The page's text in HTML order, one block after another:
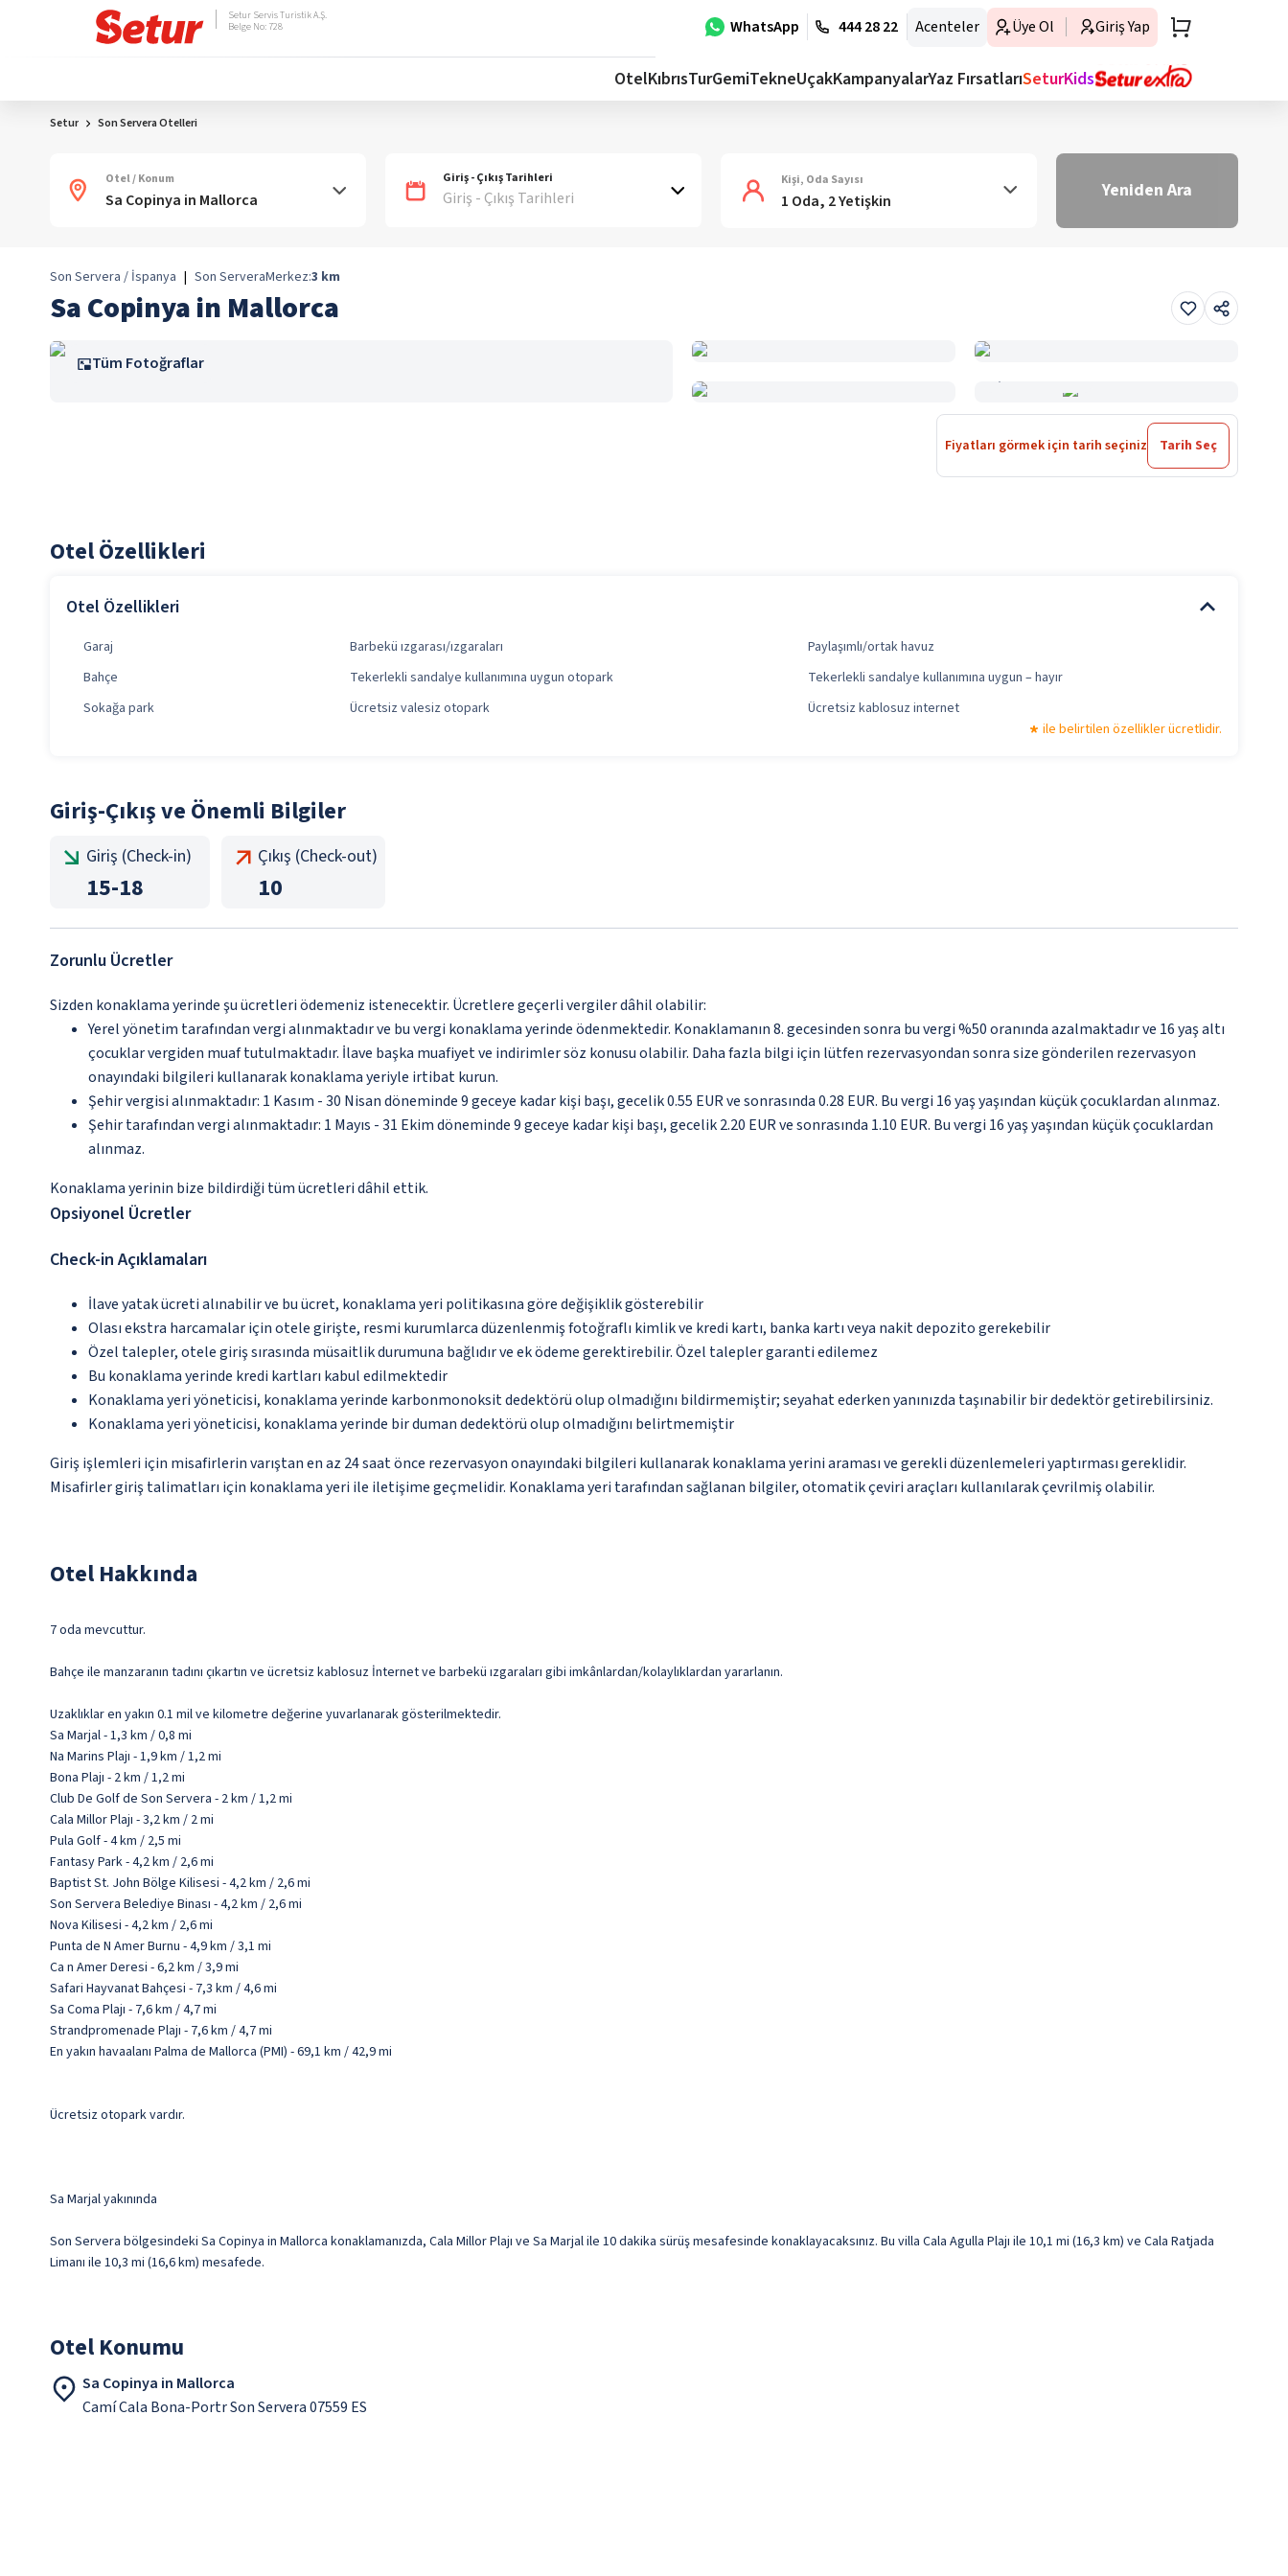
WhatsApp 444 28 22 Acenteler Üye Ol Giriş Yap
Setur Servis Turistik A.Ş.
Belge No: 728
OtelKıbrısTurGemiTekneUçakKampanyalarYaz FırsatlarıSeturKids
Setur Son Servera Otelleri
Otel / Konum Giriş - Çıkış Tarihleri
Giriş - Çıkış Tarihleri
Kişi, Oda Sayısı
1 Oda, 2 Yetişkin Yeniden Ara
Son Servera / İspanya | Son ServeraMerkez:3 km
Sa Copinya in Mallorca
Tüm Fotoğraflar
Fiyatları görmek için tarih seçiniz Tarih Seç
Otel Özellikleri
Otel Özellikleri
Garaj Barbekü ızgarası/ızgaraları
Paylaşımlı/ortak havuz
Bahçe
Tekerlekli sandalye kullanımına uygun otopark
Tekerlekli sandalye kullanımına uygun – hayır
Sokağa park
Ücretsiz valesiz otopark
Ücretsiz kablosuz internet
ile belirtilen özellikler ücretlidir.
Giriş-Çıkış ve Önemli Bilgiler
Giriş (Check-in)
15-18
Çıkış (Check-out)
10
Zorunlu Ücretler
Sizden konaklama yerinde şu ücretleri ödemeniz istenecektir. Ücretlere geçerli vergiler dâhil olabilir:
Yerel yönetim tarafından vergi alınmaktadır ve bu vergi konaklama yerinde ödenmektedir. Konaklamanın 8. gecesinden sonra bu vergi %50 oranında azalmaktadır ve 16 yaş altı
çocuklar vergiden muaf tutulmaktadır. İlave başka muafiyet ve indirimler söz konusu olabilir. Daha fazla bilgi için lütfen rezervasyondan sonra size gönderilen rezervasyon
onayındaki bilgileri kullanarak konaklama yeriyle irtibat kurun.
Şehir vergisi alınmaktadır: 1 Kasım - 30 Nisan döneminde 9 geceye kadar kişi başı, gecelik 0.55 EUR ve sonrasında 0.28 EUR. Bu vergi 16 yaş yaşından küçük çocuklardan alınmaz.
Şehir tarafından vergi alınmaktadır: 1 Mayıs - 31 Ekim döneminde 9 geceye kadar kişi başı, gecelik 2.20 EUR ve sonrasında 1.10 EUR. Bu vergi 16 yaş yaşından küçük çocuklardan
alınmaz.
Konaklama yerinin bize bildirdiği tüm ücretleri dâhil ettik.
Opsiyonel Ücretler
Check-in Açıklamaları
İlave yatak ücreti alınabilir ve bu ücret, konaklama yeri politikasına göre değişiklik gösterebilir
Olası ekstra harcamalar için otele girişte, resmi kurumlarca düzenlenmiş fotoğraflı kimlik ve kredi kartı, banka kartı veya nakit depozito gerekebilir
Özel talepler, otele giriş sırasında müsaitlik durumuna bağlıdır ve ek ödeme gerektirebilir. Özel talepler garanti edilemez
Bu konaklama yerinde kredi kartları kabul edilmektedir
Konaklama yeri yöneticisi, konaklama yerinde karbonmonoksit dedektörü olup olmadığını bildirmemiştir; seyahat ederken yanınızda taşınabilir bir dedektör getirebilirsiniz.
Konaklama yeri yöneticisi, konaklama yerinde bir duman dedektörü olup olmadığını belirtmemiştir
Giriş işlemleri için misafirlerin varıştan en az 24 saat önce rezervasyon onayındaki bilgileri kullanarak konaklama yerini araması ve gerekli düzenlemeleri yaptırması gereklidir.
Misafirler giriş talimatları için konaklama yeri ile iletişime geçmelidir. Konaklama yeri tarafından sağlanan bilgiler, otomatik çeviri araçları kullanılarak çevrilmiş olabilir.
Otel Hakkında
7 oda mevcuttur.
Bahçe ile manzaranın tadını çıkartın ve ücretsiz kablosuz İnternet ve barbekü ızgaraları gibi imkânlardan/kolaylıklardan yararlanın.
Uzaklıklar en yakın 0.1 mil ve kilometre değerine yuvarlanarak gösterilmektedir.
Sa Marjal - 1,3 km / 0,8 mi
Na Marins Plajı - 1,9 km / 1,2 mi
Bona Plajı - 2 km / 1,2 mi
Club De Golf de Son Servera - 2 km / 1,2 mi
Cala Millor Plajı - 3,2 km / 2 mi
Pula Golf - 4 km / 2,5 mi
Fantasy Park - 4,2 km / 2,6 mi
Baptist St. John Bölge Kilisesi - 4,2 km / 2,6 mi
Son Servera Belediye Binası - 4,2 km / 2,6 mi
Nova Kilisesi - 4,2 km / 2,6 mi
Punta de N Amer Burnu - 4,9 km / 3,1 mi
Ca n Amer Deresi - 6,2 km / 3,9 mi
Safari Hayvanat Bahçesi - 7,3 km / 4,6 mi
Sa Coma Plajı - 7,6 km / 4,7 mi
Strandpromenade Plajı - 7,6 km / 4,7 mi
En yakın havaalanı Palma de Mallorca (PMI) - 69,1 km / 42,9 mi
Ücretsiz otopark vardır.
Sa Marjal yakınında
Son Servera bölgesindeki Sa Copinya in Mallorca konaklamanızda, Cala Millor Plajı ve Sa Marjal ile 10 dakika sürüş mesafesinde konaklayacaksınız. Bu villa Cala Agulla Plajı ile 10,1 mi (16,3 km) ve Cala Ratjada
Limanı ile 10,3 mi (16,6 km) mesafede.
Otel Konumu
Sa Copinya in Mallorca
Camí Cala Bona-Portr Son Servera 07559 ES